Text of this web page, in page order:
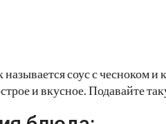
соус с чесноком
и вкусное. Подавайте